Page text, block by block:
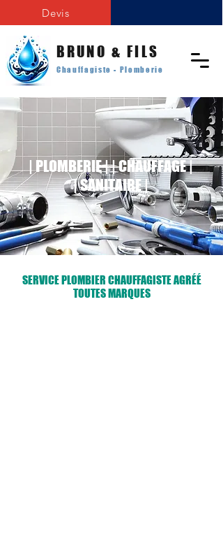
Devis
BRUNO & FILS
Chauffagiste - Plomberie
| PLOMBERIE | | CHAUFFAGE |
| SANITAIRE |
SERVICE PLOMBIER CHAUFFAGISTE AGRÉÉ
TOUTES MARQUES